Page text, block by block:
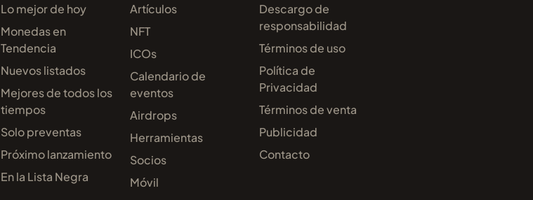
Lo mejor de hoy
Monedas en
Tendencia
Nuevos listados
Mejores de todos los
tiempos
Solo preventas
Próximo lanzamiento
En la Lista Negra
Artículos
NFT
ICOs
Calendario de
eventos
Airdrops
Herramientas
Socios
Móvil
Descargo de
responsabilidad
Términos de uso
Política de
Privacidad
Términos de venta
Publicidad
Contacto